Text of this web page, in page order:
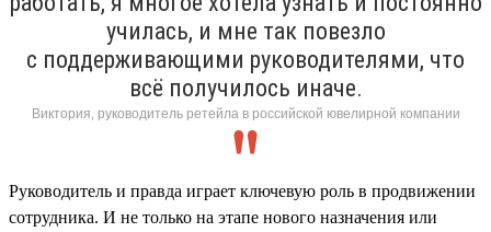
училась, и мне так повезло
с поддерживающими руководителями, что
всё получилось иначе.
Виктория, руководитель ретейла в российской ювелирной компании
Руководитель и правда играет ключевую роль в продвижении
сотрудника. И не только на этапе нового назначения или